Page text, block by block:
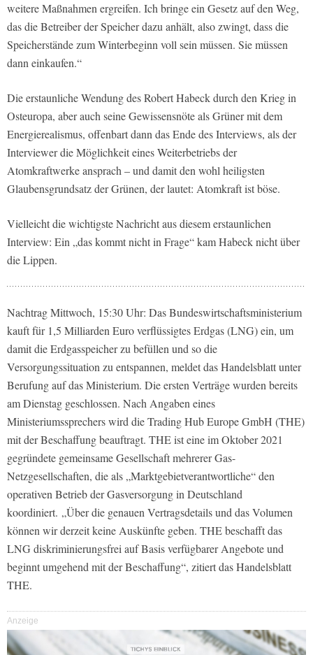
weitere Maßnahmen ergreifen. Ich bringe ein Gesetz auf den Weg,
das die Betreiber der Speicher dazu anhält, also zwingt, dass die
Speicherstände zum Winterbeginn voll sein müssen. Sie müssen
dann einkaufen.“
Die erstaunliche Wendung des Robert Habeck durch den Krieg in
Osteuropa, aber auch seine Gewissensnöte als Grüner mit dem
Energierealismus, offenbart dann das Ende des Interviews, als der
Interviewer die Möglichkeit eines Weiterbetriebs der
Atomkraftwerke ansprach – und damit den wohl heiligsten
Glaubensgrundsatz der Grünen, der lautet: Atomkraft ist böse.
Vielleicht die wichtigste Nachricht aus diesem erstaunlichen
Interview: Ein „das kommt nicht in Frage“ kam Habeck nicht über
die Lippen.
Nachtrag Mittwoch, 15:30 Uhr: Das Bundeswirtschaftsministerium
kauft für 1,5 Milliarden Euro verflüssigtes Erdgas (LNG) ein, um
damit die Erdgasspeicher zu befüllen und so die
Versorgungssituation zu entspannen, meldet das Handelsblatt unter
Berufung auf das Ministerium. Die ersten Verträge wurden bereits
am Dienstag geschlossen. Nach Angaben eines
Ministeriumssprechers wird die Trading Hub Europe GmbH (THE)
mit der Beschaffung beauftragt. THE ist eine im Oktober 2021
gegründete gemeinsame Gesellschaft mehrerer Gas-
Netzgesellschaften, die als „Marktgebietverantwortliche“ den
operativen Betrieb der Gasversorgung in Deutschland
koordiniert. „Über die genauen Vertragsdetails und das Volumen
können wir derzeit keine Auskünfte geben. THE beschafft das
LNG diskriminierungsfrei auf Basis verfügbarer Angebote und
beginnt umgehend mit der Beschaffung“, zitiert das Handelsblatt
THE.
Anzeige